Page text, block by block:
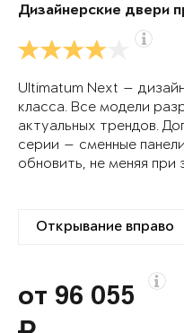
Дизайнерские двери
Ultimatum Next —
класса. Все модели
актуальных трендов.
серии — сменные
обновить, не меняя
от 96 055